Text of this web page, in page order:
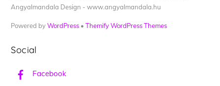
Angyalmandala Design - www.angyalmandala.hu
Powered byWordPress •Themify WordPress Themes
Social
Facebook